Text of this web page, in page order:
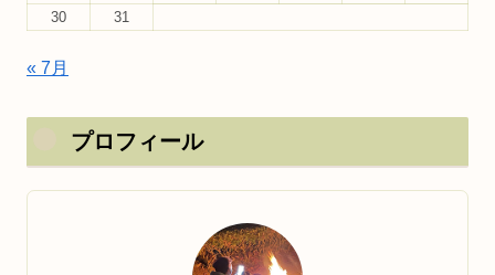
30
31
« 7月
プロフィール